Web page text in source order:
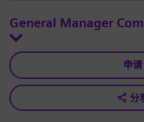
General Manager
申请
分